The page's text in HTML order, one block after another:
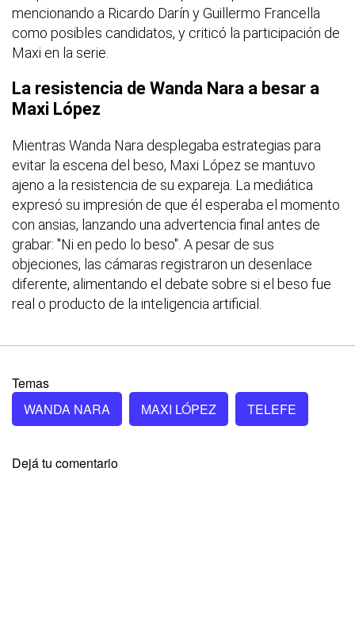
mencionando a Ricardo Darín y Guillermo Francella
como posibles candidatos, y criticó la participación de
Maxi en la serie.
La resistencia de Wanda Nara a besar a
Maxi López
Mientras Wanda Nara desplegaba estrategias para
evitar la escena del beso, Maxi López se mantuvo
ajeno a la resistencia de su expareja. La mediática
expresó su impresión de que él esperaba el momento
con ansias, lanzando una advertencia final antes de
grabar: "Ni en pedo lo beso". A pesar de sus
objeciones, las cámaras registraron un desenlace
diferente, alimentando el debate sobre si el beso fue
real o producto de la inteligencia artificial.
Temas
WANDA NARA
MAXI LÓPEZ TELEFE
Dejá tu comentario